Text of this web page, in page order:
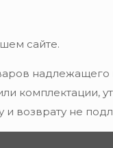
сайте.
возврату не